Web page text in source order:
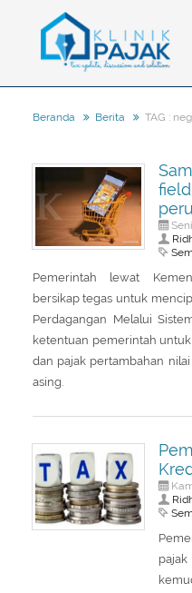
Pajak
Pengantar
Pajak Pertambahan Nilai
Administrasi Perpajakan
Penghitungan Pajak
Peraturan
PPN
KUP
Update Aturan Pajak
Aturan Pajak Lainnya
SPT Masa
SPT Tahunan
Formulir Pajak
Event
Gallery
Tax Amnesty
Pengampunan Pajak
Infografis Pengampunan
Beranda
Q & A Pajak
Kontak Kami
Sitemap
Beranda Berita TAG :
Pemerintah lewat
bersikap tegas untuk
Perdagangan Melalui
ketentuan pemerintah
dan pajak pertambahan
asing.